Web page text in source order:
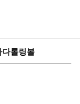
다롤링볼